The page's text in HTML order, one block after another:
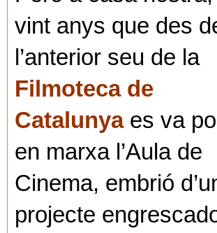
vint anys que des
l’anterior seu de la
Filmoteca de
Catalunyaes va
en marxa l’Aula de
Cinema, embrió
projecte